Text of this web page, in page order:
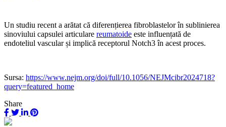
Un studiu recent a arătat că diferențierea fibroblastelor în sublinierea
sinoviului capsulei articulare reumatoide este influențată de
endoteliul vascular și implică receptorul Notch3 în acest proces.
Sursa: https://www.nejm.org/doi/full/10.1056/NEJMcibr2024718?
query=featured_home
Share